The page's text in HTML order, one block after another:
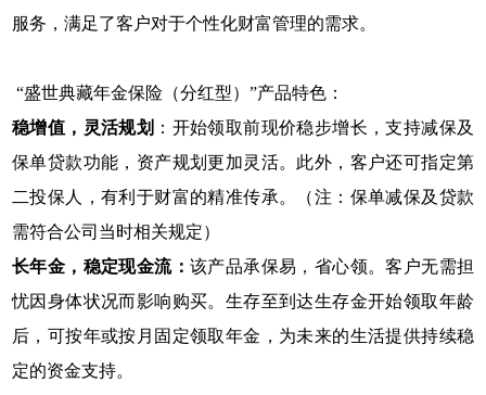
服务，满足了客户对于个性化财富管理的需求。
“盛世典藏年金保险（分红型）”产品特色：
稳增值，灵活规划 ：开始领取前现价稳步增长，支持减保及
保单贷款功能，资产规划更加灵活。此外，客户还可指定第
二投保人，有利于财富的精准传承。（注：保单减保及贷款
需符合公司当时相关规定）
长年金，稳定现金流：该产品承保易，省心领。客户无需担
忧因身体状况而影响购买。生存至到达生存金开始领取年龄
后，可按年或按月固定领取年金，为未来的生活提供持续稳
定的资金支持。